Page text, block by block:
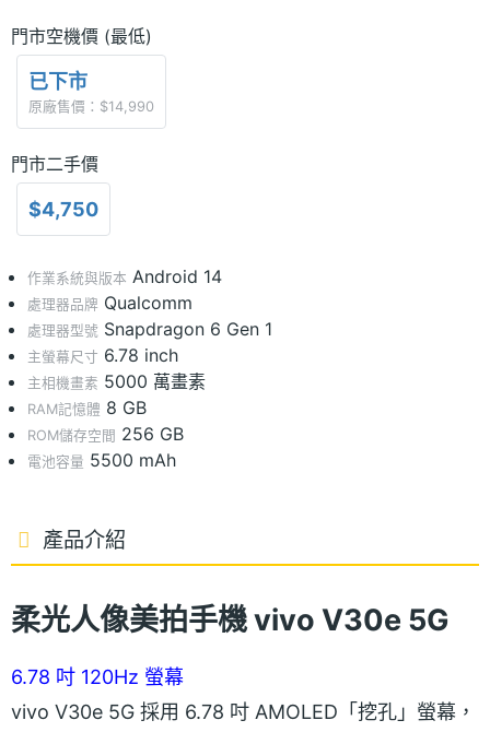
門市空機價 (最低)
已下市
原廠售價：$14,990
門市二手價
$4,750
作業系統與版本 Android 14
處理器品牌 Qualcomm
處理器型號 Snapdragon 6 Gen 1
主螢幕尺寸 6.78 inch
主相機畫素 5000 萬畫素
RAM記憶體 8 GB
ROM儲存空間 256 GB
電池容量 5500 mAh
產品介紹
柔光人像美拍手機 vivo V30e 5G
6.78 吋 120Hz 螢幕
vivo V30e 5G 採用 6.78 吋 AMOLED「挖孔」螢幕，